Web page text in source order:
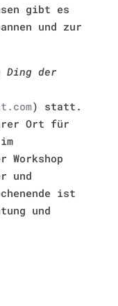
gibt es
und zur
Ding der
) statt.
Ort für
Workshop
und
ist
und